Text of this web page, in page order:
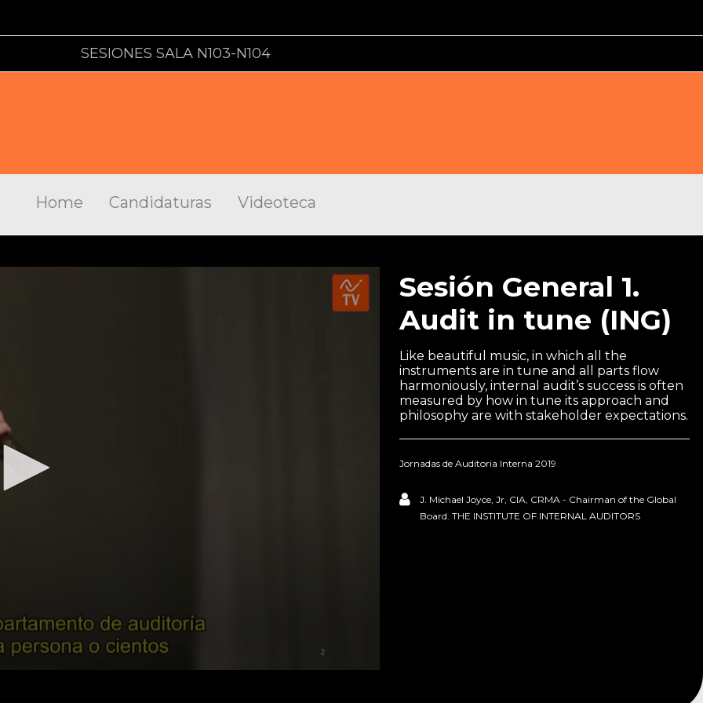
SESIONES SALA N103-N104
Home Candidaturas Videoteca
Sesión General 1.
Audit in tune (ING)
Like beautiful music, in which all the
instruments are in tune and all parts flow
harmoniously, internal audit’s success is often
measured by how in tune its approach and
philosophy are with stakeholder expectations.
Jornadas de Auditoria Interna 2019
J. Michael Joyce, Jr, CIA, CRMA - Chairman of the Global
Board. THE INSTITUTE OF INTERNAL AUDITORS